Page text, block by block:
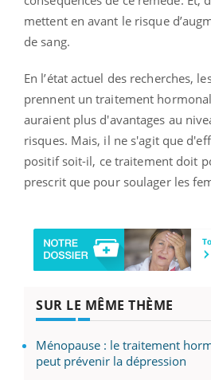
mettent en avant le risque
de sang.
En l’état actuel des recherches,
prennent un traitement
auraient plus d'avantages au
risques. Mais, il ne s'agit que
positif soit-il, ce traitement doit
prescrit que pour soulager les
SUR LE MÊME THÈME
Ménopause : le traitement
peut prévenir la dépression